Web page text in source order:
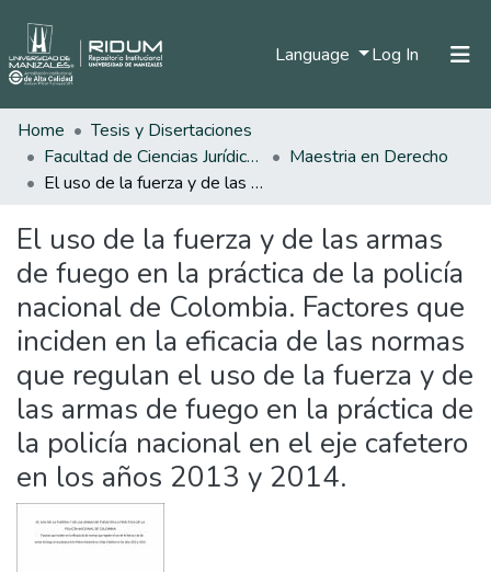
Language Log In (current)
Statistics
Home
Tesis y Disertaciones
Facultad de Ciencias Jurídicas
Maestria en Derecho
El uso de la fuerza y de las armas de fuego en la práctica de la policía nacional de Colombia. Factores que inciden en la eficacia de las normas que regulan el uso de la fuerza y de las armas de fuego en la práctica de la policía nacional en el eje cafetero en los años 2013 y 2014.
El uso de la fuerza y de las armas
de fuego en la práctica de la policía
nacional de Colombia. Factores que
inciden en la eficacia de las normas
que regulan el uso de la fuerza y de
las armas de fuego en la práctica de
la policía nacional en el eje cafetero
en los años 2013 y 2014.